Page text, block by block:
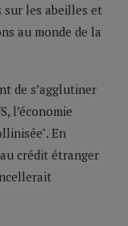
sur les abeilles et
au monde de la
de s’agglutiner
l’économie
En
crédit étranger